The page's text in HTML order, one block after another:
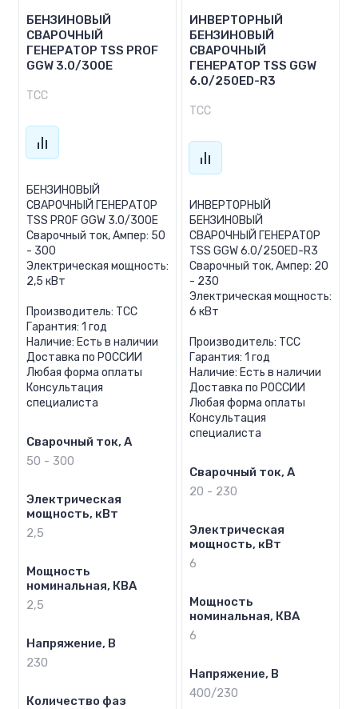
БЕНЗИНОВЫЙ
СВАРОЧНЫЙ
ГЕНЕРАТОР TSS PROF
GGW 3.0/300E
ТСС
БЕНЗИНОВЫЙ
СВАРОЧНЫЙ ГЕНЕРАТОР
TSS PROF GGW 3.0/300E
Сварочный ток, Ампер: 50
- 300
Электрическая мощность:
2,5 кВт
Производитель: ТСС
Гарантия: 1 год
Наличие: Есть в наличии
Доставка по РОССИИ
Любая форма оплаты
Консультация
специалиста
Сварочный ток, А
50 - 300
Электрическая
мощность, кВт
2,5
Мощность
номинальная, КВА
2,5
Напряжение, В
230
Количество фаз
ИНВЕРТОРНЫЙ
БЕНЗИНОВЫЙ
СВАРОЧНЫЙ
ГЕНЕРАТОР TSS GGW
6.0/250ED-R3
ТСС
ИНВЕРТОРНЫЙ
БЕНЗИНОВЫЙ
СВАРОЧНЫЙ ГЕНЕРАТОР
TSS GGW 6.0/250ED-R3
Сварочный ток, Ампер: 20
- 230
Электрическая мощность:
6 кВт
Производитель: ТСС
Гарантия: 1 год
Наличие: Есть в наличии
Доставка по РОССИИ
Любая форма оплаты
Консультация
специалиста
Сварочный ток, А
20 - 230
Электрическая
мощность, кВт
6
Мощность
номинальная, КВА
6
Напряжение, В
400/230